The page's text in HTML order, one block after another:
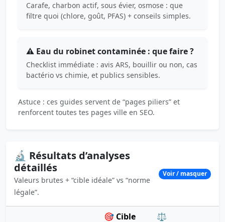
Carafe, charbon actif, sous évier, osmose : que
filtre quoi (chlore, goût, PFAS) + conseils simples.
⚠️ Eau du robinet contaminée : que faire ?
Checklist immédiate : avis ARS, bouillir ou non, cas
bactério vs chimie, et publics sensibles.
Astuce : ces guides servent de “pages piliers” et
renforcent toutes tes pages ville en SEO.
🔬 Résultats d’analyses
détaillés
Valeurs brutes + “cible idéale” vs “norme
légale”.
Voir / masquer
🎯 Cible
⚖️